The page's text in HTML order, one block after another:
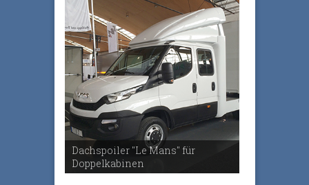
Dachspoiler "Le Mans" für
Doppelkabinen